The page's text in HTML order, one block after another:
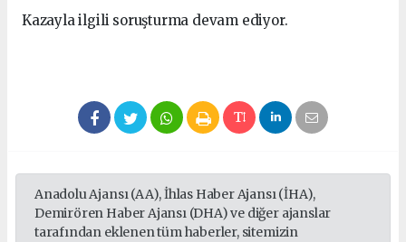
Kazayla ilgili soruşturma devam ediyor.
Anadolu Ajansı (AA), İhlas Haber Ajansı (İHA),
Demirören Haber Ajansı (DHA) ve diğer ajanslar
tarafından eklenen tüm haberler, sitemizin